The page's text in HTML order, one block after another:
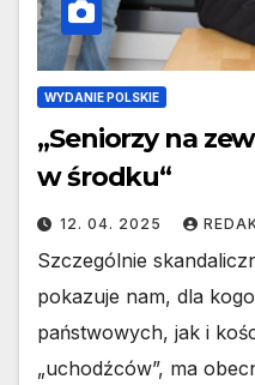
WYDANIE POLSKIE
„Seniorzy na
w środku“
12. 04. 2025
Szczególnie
pokazuje nam, dla
państwowych, jak i
„uchodźców”, ma